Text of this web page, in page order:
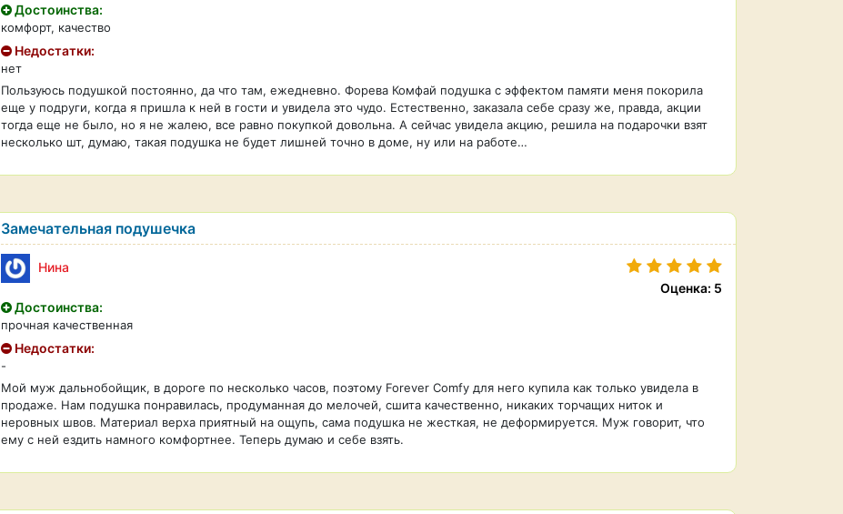
Достоинства:
комфорт, качество
Недостатки:
нет
Пользуюсь подушкой постоянно, да что там, ежедневно. Форева Комфай подушка с эффектом памяти меня покорила
еще у подруги, когда я пришла к ней в гости и увидела это чудо. Естественно, заказала себе сразу же, правда, акции
тогда еще не было, но я не жалею, все равно покупкой довольна. А сейчас увидела акцию, решила на подарочки взят
несколько шт, думаю, такая подушка не будет лишней точно в доме, ну или на работе…
Замечательная подушечка
Нина
Оценка: 5
Достоинства:
прочная качественная
Недостатки:
-
Мой муж дальнобойщик, в дороге по несколько часов, поэтому Forever Comfy для него купила как только увидела в
продаже. Нам подушка понравилась, продуманная до мелочей, сшита качественно, никаких торчащих ниток и
неровных швов. Материал верха приятный на ощупь, сама подушка не жесткая, не деформируется. Муж говорит, что
ему с ней ездить намного комфортнее. Теперь думаю и себе взять.